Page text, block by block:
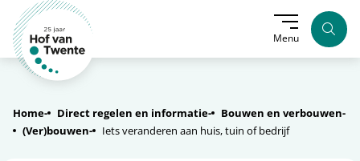
Menu
Home Direct regelen en informatie
Bouwen en verbouwen
(Ver)bouwen
Iets veranderen aan huis, tuin of bedrijf